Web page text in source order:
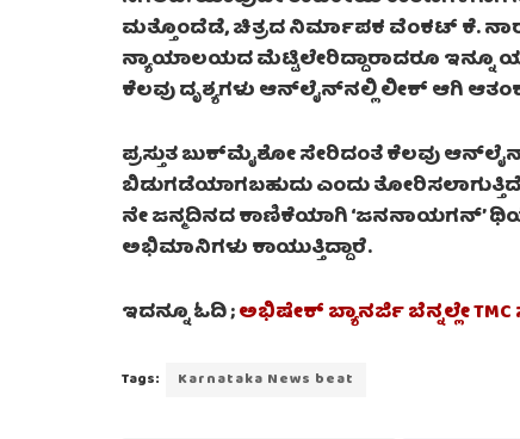
ಮತ್ತೊಂದೆಡೆ, ಚಿತ್ರದ ನಿರ್ಮಾಪಕ ವೆಂಕಟ್ ಕೆ.
ನ್ಯಾಯಾಲಯದ ಮೆಟ್ಟಿಲೇರಿದ್ದಾರಾದರೂ ಇನ್ನೂ
ಕೆಲವು ದೃಶ್ಯಗಳು ಆನ್‌ಲೈನ್‌ನಲ್ಲಿ ಲೀಕ್ ಆಗಿ
ಪ್ರಸ್ತುತ ಬುಕ್‌ಮೈಶೋ ಸೇರಿದಂತೆ ಕೆಲವು
ಬಿಡುಗಡೆಯಾಗಬಹುದು ಎಂದು
ನೇ ಜನ್ಮದಿನದ ಕಾಣಿಕೆಯಾಗಿ ‘ಜನನಾಯಗನ್’
ಅಭಿಮಾನಿಗಳು ಕಾಯುತ್ತಿದ್ದಾರೆ.
ಇದನ್ನೂ ಓದಿ ;ಅಭಿಷೇಕ್ ಬ್ಯಾನರ್ಜಿ ಬೆನ್ನಲ್ಲೇ
Tags: Karnataka News beat